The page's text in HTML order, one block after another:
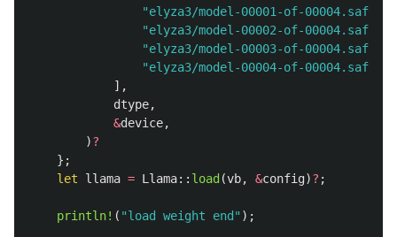
"elyza3/model-00001-of-
"elyza3/model-00002-of-
"elyza3/model-00003-of-
"elyza3/model-00004-of-
],
dtype,
&device,
)?
};
let
llama = Llama:: load (vb, &config)? ;
println! ( "load weight end" );